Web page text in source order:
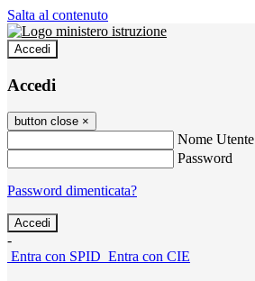
Salta al contenuto
Accedi
Accedi
button close ×
Nome Utente
Password
Password dimenticata?
-
Entra con SPID Entra con CIE